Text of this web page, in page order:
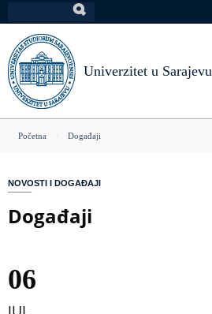
na
glavni
sadržaj
Univerzitet u Sarajevu
You
here
Početna Događaji
NOVOSTI I DOGAĐAJI
Događaji
06